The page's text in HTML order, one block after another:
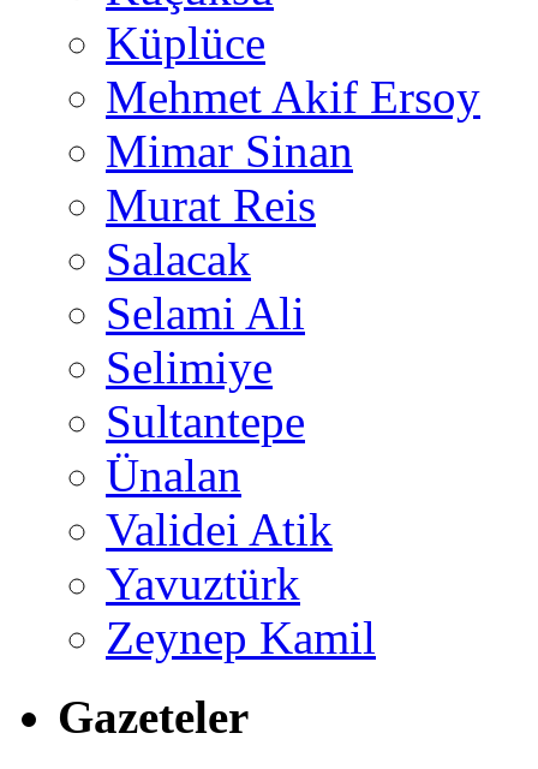
Küplüce
Mehmet Akif Ersoy
Mimar Sinan
Murat Reis
Salacak
Selami Ali
Selimiye
Sultantepe
Ünalan
Validei Atik
Yavuztürk
Zeynep Kamil
Gazeteler